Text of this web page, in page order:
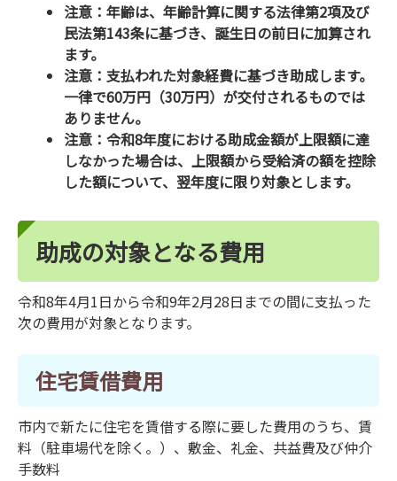
注意：年齢は、年齢計算に関する法律第2項及び
民法第143条に基づき、誕生日の前日に加算され
ます。
注意：支払われた対象経費に基づき助成します。
一律で60万円（30万円）が交付されるものでは
ありません。
注意：令和8年度における助成金額が上限額に達
しなかった場合は、上限額から受給済の額を控除
した額について、翌年度に限り対象とします。
助成の対象となる費用
令和8年4月1日から令和9年2月28日までの間に支払った
次の費用が対象となります。
住宅賃借費用
市内で新たに住宅を賃借する際に要した費用のうち、賃
料（駐車場代を除く。）、敷金、礼金、共益費及び仲介
手数料